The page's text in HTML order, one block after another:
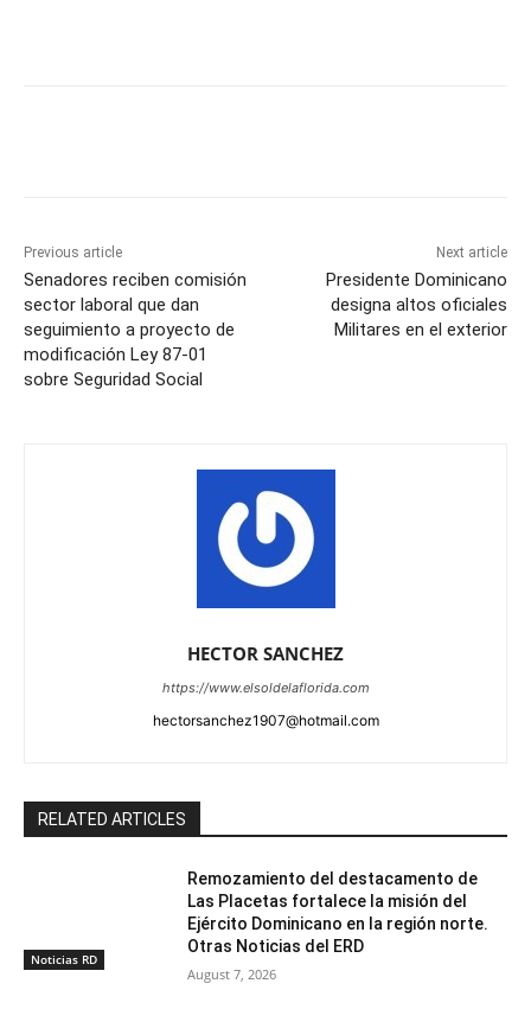
Previous article
Senadores reciben comisión
sector laboral que dan
seguimiento a proyecto de
modificación Ley 87-01
sobre Seguridad Social
Next article
Presidente Dominicano
designa altos oficiales
Militares en el exterior
HECTOR SANCHEZ
https://www.elsoldelaflorida.com
hectorsanchez1907@hotmail.com
RELATED ARTICLES
Noticias RD
Remozamiento del destacamento de
Las Placetas fortalece la misión del
Ejército Dominicano en la región norte.
Otras Noticias del ERD
August 7, 2026